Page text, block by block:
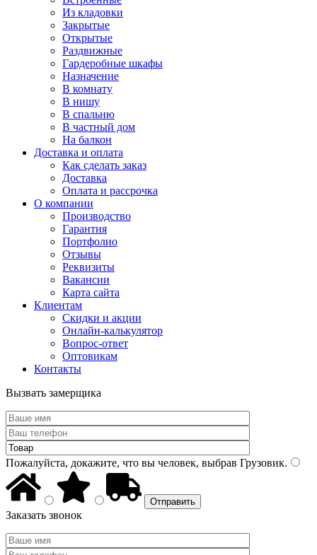
Из кладовки
Закрытые
Открытые
Раздвижные
Гардеробные шкафы
Назначение
В комнату
В нишу
В спальню
В частный дом
На балкон
Доставка и оплата
Как сделать заказ
Доставка
Оплата и рассрочка
О компании
Производство
Гарантия
Портфолио
Отзывы
Реквизиты
Вакансии
Карта сайта
Клиентам
Скидки и акции
Онлайн-калькулятор
Вопрос-ответ
Оптовикам
Контакты
Вызвать замерщика
Пожалуйста, докажите, что вы человек, выбрав Грузовик.
Заказать звонок